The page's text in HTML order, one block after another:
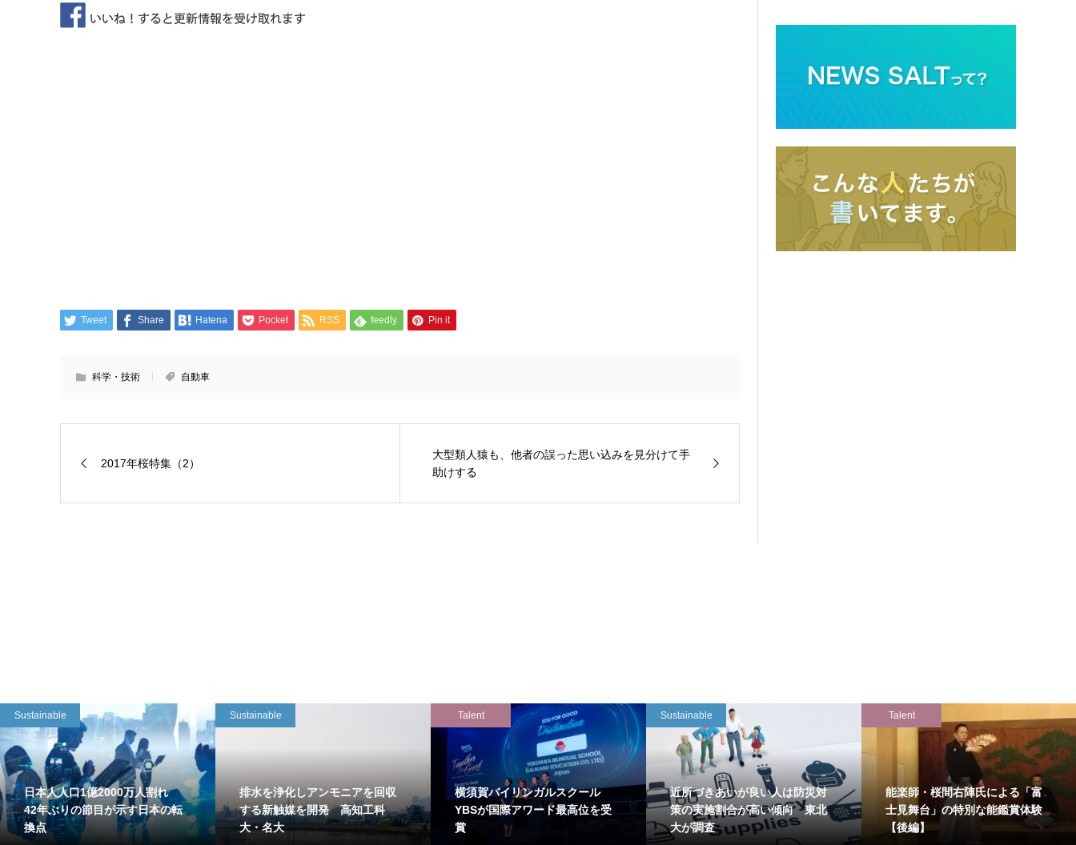
Tweet Share Hatena Pocket RSS feedly Pin it
科学・技術 自動車
2017年桜特集（2）
大型類人猿も、他者の誤った思い込みを見分けて手
助けする
Sustainable
日本人人口1億2000万人割れ
42年ぶりの節目が示す日本の転
換点
Sustainable
排水を浄化しアンモニアを回収
する新触媒を開発 高知工科
大・名大
Talent
横須賀バイリンガルスクール
YBSが国際アワード最高位を受
賞
Sustainable
近所づきあいが良い人は防災対
策の実施割合が高い傾向 東北
大が調査
Talent
能楽師・桜間右陣氏による「富
士見舞台」の特別な能鑑賞体験
【後編】